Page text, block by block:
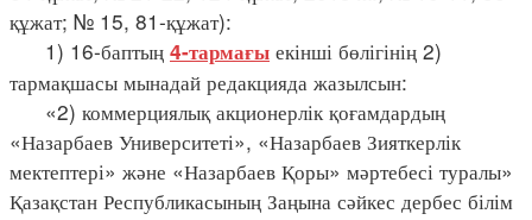
құжат; № 15, 81-құжат):
1) 16-баптың 4-тармағы екінші бөлігінің 2)
тармақшасы мынадай редакцияда жазылсын:
«2) коммерциялық акционерлік қоғамдардың
«Назарбаев Университеті», «Назарбаев Зияткерлік
мектептері» және «Назарбаев Қоры» мәртебесі туралы»
Қазақстан Республикасының Заңына сәйкес дербес білім